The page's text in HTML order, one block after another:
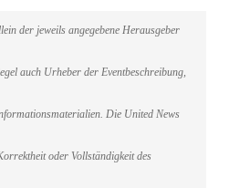
der jeweils angegebene Herausgeber
auch Urheber der Eventbeschreibung,
Die United News
oder Vollständigkeit des